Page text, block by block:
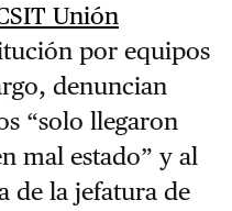
Unión
por equipos
denuncian
“solo llegaron
mal estado” y al
de la jefatura de